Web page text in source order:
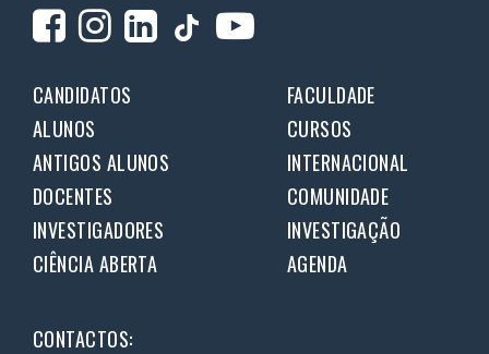
CANDIDATOS
FACULDADE
ALUNOS
CURSOS
ANTIGOS ALUNOS
INTERNACIONAL
DOCENTES
COMUNIDADE
INVESTIGADORES
INVESTIGAÇÃO
CIÊNCIA ABERTA
AGENDA
CONTACTOS: